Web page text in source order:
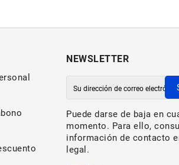
NEWSLETTER
Puede darse de baja en
momento. Para ello,
información de contacto
legal.